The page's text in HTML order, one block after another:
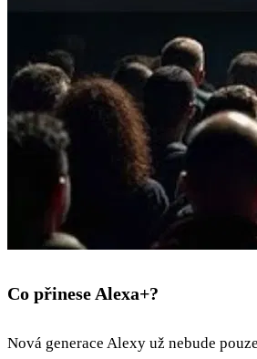
Co přinese Alexa+?
Nová generace Alexy už nebude